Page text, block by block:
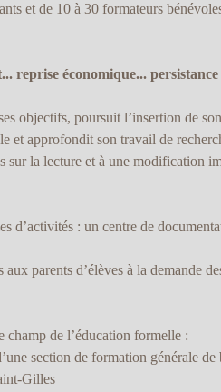
et de 10 à 30 formateurs
reprise économique... persistance
objectifs, poursuit l’insertion de
et approfondit son travail de
sur la lecture et à une modification
d’activités : un centre de
parents d’élèves à la demande
champ de l’éducation formelle :
section de formation générale de
Gilles